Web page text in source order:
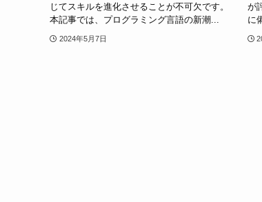
じてスキルを進化させることが不可欠です。
本記事では、プログラミング言語の新潮...
2024年5月7日
が
に